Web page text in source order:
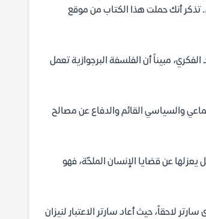
تذكر أنك حملت هذا الكتاب من موقع
مبيناً أن الفلسفة البرجوازية تعمل
والسياسي القائم والدفاع عن مصالح
عن قضايا الإنسان الملحّة، فهو
لاحقاً، حيث أعاد سارتر الاعتبار لنيزان